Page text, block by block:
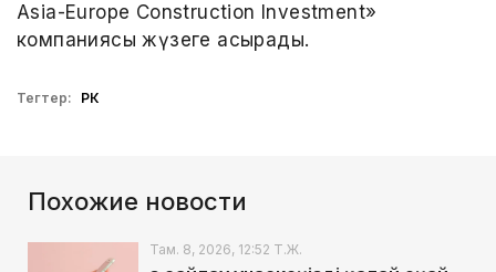
Asia-Europe Construction Investment»
компаниясы жүзеге асырады.
Тегтер: РК
Похожие новости
Там. 8, 2026, 12:52 Т.Ж.